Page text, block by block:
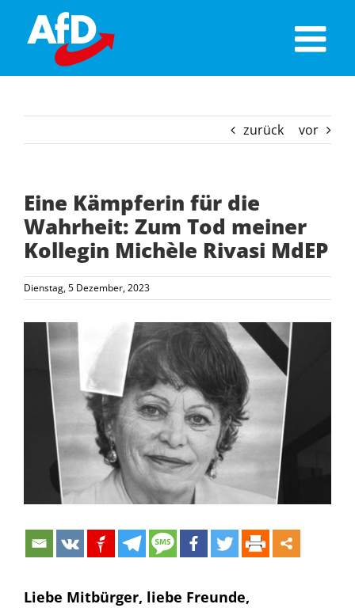
content
zurück vor
Eine Kämpferin für die
Wahrheit: Zum Tod meiner
Kollegin Michèle Rivasi MdEP
Dienstag, 5 Dezember, 2023
Zeige
grösseres
Liebe Mitbürger, liebe Freunde,